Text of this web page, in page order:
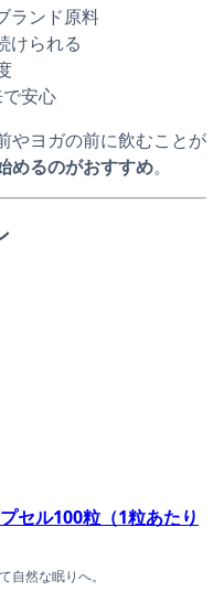
ランド原料
けられる
で安心
やヨガの前に飲むことが
めるのがおすすめ。
セル100粒（1粒あたり
セル100粒（1粒あたり
自然な眠りへ。